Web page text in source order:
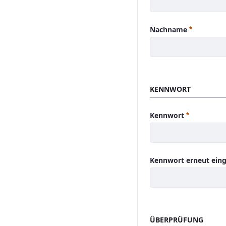
Nachname
KENNWORT
Kennwort Erforderlich
Kennwort erneut
ÜBERPRÜFUNG